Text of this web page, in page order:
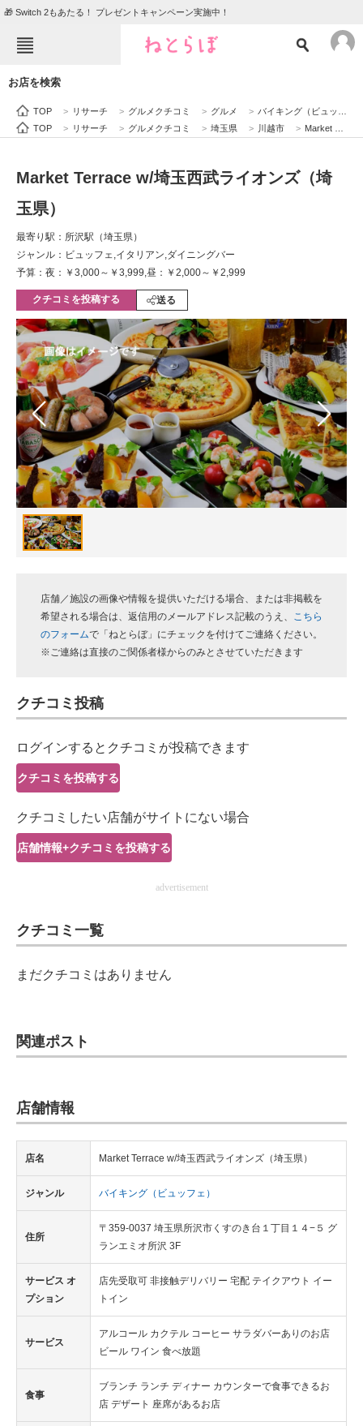
🎁 Switch 2もあたる！ プレゼントキャンペーン実施中！
エンタメ クイズ
教育・育児
会員記事
メディア
注目記事を集めた総合ページ
ITの今と未来を見通す
スマホと通信の最新トレンド
進化するPCとデバイスの未来
好きが集まる 比べて選べる
ビジネスと働き方のヒント
AI活用のいまが分かる
経営リーダーのコミュニティ
マーケ×ITの今がよく分かる
企業向けIT製品の総合サイト
IT製品の技術・比較・事例
製造業のIT導入・活用を支援
モノづくり技術者専門サイト
エレクトロニクス専門サイト
建設×テクノロジーの最前線
ちょっと気になるネットの話題
お店を検索
TOP > リサーチ > グルメクチコミ > グルメ > バイキング（ビュッフェ）
TOP
> リサーチ > グルメクチコミ > 埼玉県 > 川越市 > Market Terrace w/埼玉西武ライオンズ（埼玉県）
Market Terrace w/埼玉西武ライオンズ（埼
玉県）
最寄り駅：所沢駅（埼玉県）
ジャンル：ビュッフェ,イタリアン,ダイニングバー
予算：夜：￥3,000～￥3,999,昼：￥2,000～￥2,999
クチコミを投稿する 送る
店舗／施設の画像や情報を提供いただける場合、または非掲載を
希望される場合は、返信用のメールアドレス記載のうえ、
こちら
のフォームで「ねとらぼ」にチェックを付けてご連絡ください。
※ご連絡は直接のご関係者様からのみとさせていただきます
クチコミ投稿
ログインするとクチコミが投稿できます
クチコミを投稿する
クチコミしたい店舗がサイトにない場合
店舗情報+クチコミを投稿する
advertisement
クチコミ一覧
まだクチコミはありません
関連ポスト
店舗情報
店名 Market Terrace w/埼玉西武ライオンズ（埼玉県）
ジャンル バイキング（ビュッフェ）
住所
〒359-0037 埼玉県所沢市くすのき台１丁目１４−５ グ
ランエミオ所沢 3F
サービス オ
プション
店先受取可 非接触デリバリー 宅配 テイクアウト イー
トイン
サービス
アルコール カクテル コーヒー サラダバーありのお店
ビール ワイン 食べ放題
食事
ブランチ ランチ ディナー カウンターで食事できるお
店 デザート 座席があるお店